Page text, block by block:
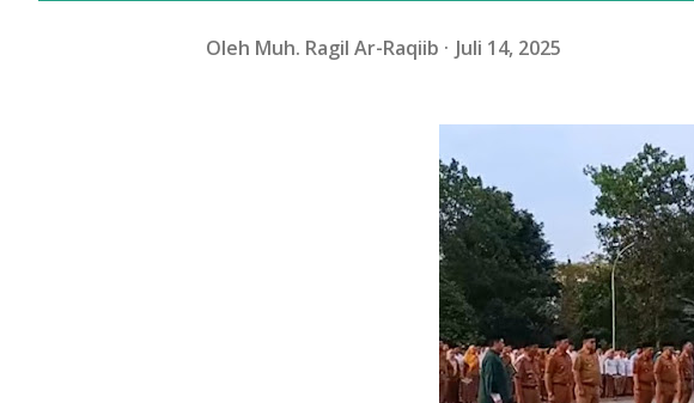
Oleh Muh. Ragil Ar-Raqiib Juli 14, 2025